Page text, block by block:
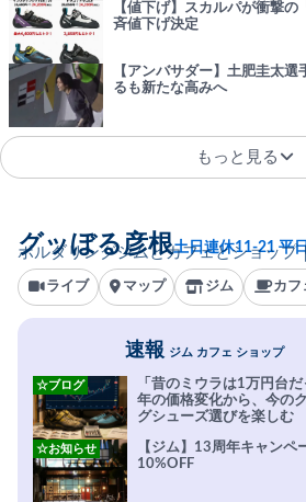
【値下げ】スカルパが衝撃
斉値下げ決定
【アンバサダー】土肥圭太
るも新たな高みへ
もっと見る
ボルダリングジムとカフェとショップ
グッぼる彦根土日連休11-21 平
ライブ マップ ジム カフ
速報 ジム カフェ ショップ
「昔のミウラは1万円台
年の価格変化から、今の
グシューズ選びを楽しむ
☆ブログ
【ジム】13周年キャンペ
10%OFF
☆お知らせ